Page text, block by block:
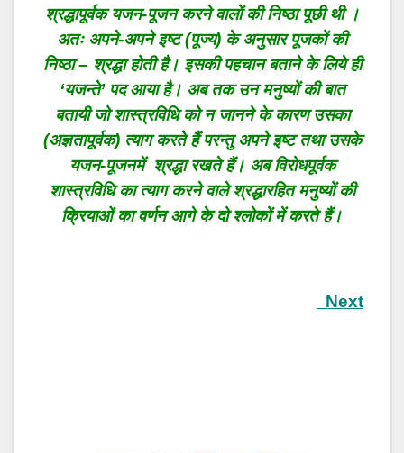
श्रद्धापूर्वक यजन-पूजन करने वालों की निष्ठा पूछी थी ।
अतः अपने-अपने इष्ट (पूज्य) के अनुसार पूजकों की
निष्ठा – श्रद्धा होती है। इसकी पहचान बताने के लिये ही
‘यजन्ते’ पद आया है। अब तक उन मनुष्यों की बात
बतायी जो शास्त्रविधि को न जानने के कारण उसका
(अज्ञतापूर्वक) त्याग करते हैं परन्तु अपने इष्ट तथा उसके
यजन-पूजनमें श्रद्धा रखते हैं। अब विरोधपूर्वक
शास्त्रविधि का त्याग करने वाले श्रद्धारहित मनुष्यों की
क्रियाओं का वर्णन आगे के दो श्लोकों में करते हैं।
Next